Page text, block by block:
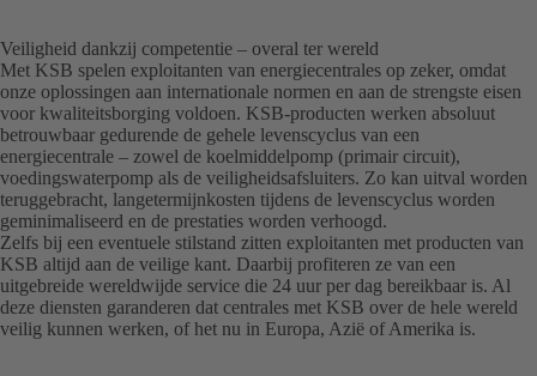
Veiligheid dankzij competentie – overal ter wereld
Met KSB spelen exploitanten van energiecentrales op zeker, omdat
onze oplossingen aan internationale normen en aan de strengste eisen
voor kwaliteitsborging voldoen. KSB-producten werken absoluut
betrouwbaar gedurende de gehele levenscyclus van een
energiecentrale – zowel de koelmiddelpomp (primair circuit),
voedingswaterpomp als de veiligheidsafsluiters. Zo kan uitval worden
teruggebracht, langetermijnkosten tijdens de levenscyclus worden
geminimaliseerd en de prestaties worden verhoogd.
Zelfs bij een eventuele stilstand zitten exploitanten met producten van
KSB altijd aan de veilige kant. Daarbij profiteren ze van een
uitgebreide wereldwijde service die 24 uur per dag bereikbaar is. Al
deze diensten garanderen dat centrales met KSB over de hele wereld
veilig kunnen werken, of het nu in Europa, Azië of Amerika is.